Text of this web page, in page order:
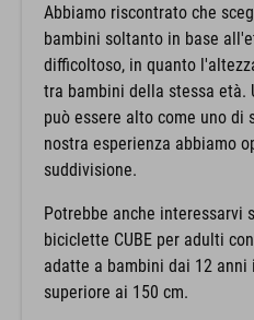
Abbiamo riscontrato che
bambini soltanto in base
difficoltoso, in quanto
tra bambini della stessa età.
può essere alto come uno di
nostra esperienza abbiamo
suddivisione.
Potrebbe anche interessarvi
biciclette CUBE per adulti
adatte a bambini dai 12 anni
superiore ai 150 cm.